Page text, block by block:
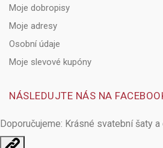
Moje dobropisy
Moje adresy
Osobní údaje
Moje slevové kupóny
NÁSLEDUJTE NÁS NA
Doporučujeme: Krásné svatební šaty a
Otevřit